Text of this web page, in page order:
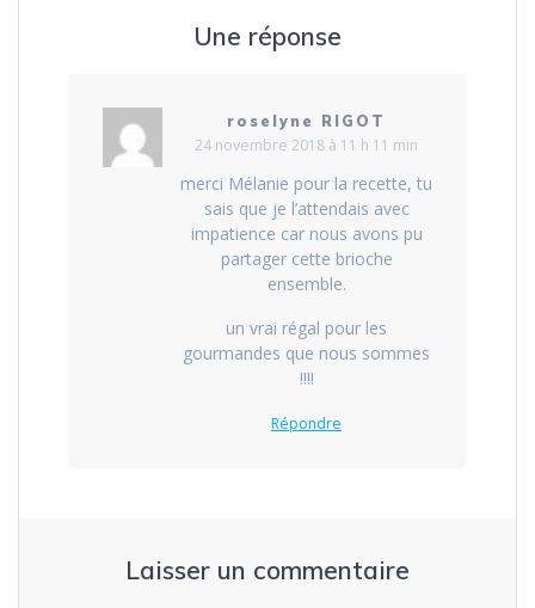
Une réponse
roselyne RIGOT
24 novembre 2018 à 11 h 11 min
merci Mélanie pour la recette, tu
sais que je l’attendais avec
impatience car nous avons pu
partager cette brioche
ensemble.
un vrai régal pour les
gourmandes que nous sommes
!!!!
Répondre
Laisser un commentaire